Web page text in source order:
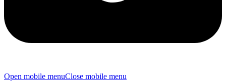
Open mobile menuClose mobile menu